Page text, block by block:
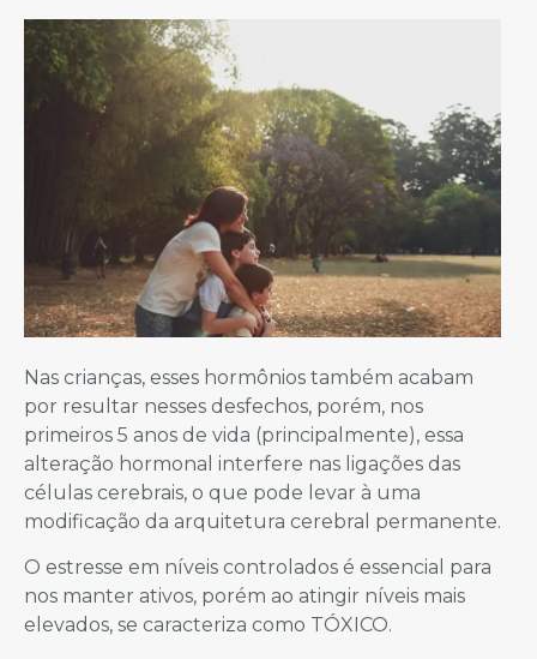
Nas crianças, esses hormônios também acabam
por resultar nesses desfechos, porém, nos
primeiros 5 anos de vida (principalmente), essa
alteração hormonal interfere nas ligações das
células cerebrais, o que pode levar à uma
modificação da arquitetura cerebral permanente.
O estresse em níveis controlados é essencial para
nos manter ativos, porém ao atingir níveis mais
elevados, se caracteriza como TÓXICO.